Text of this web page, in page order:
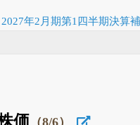
2027年2月期第1四半期決算
価 （8/6）